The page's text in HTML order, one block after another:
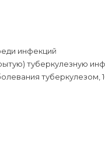
инфекций
туберкулезную
туберкулезом,